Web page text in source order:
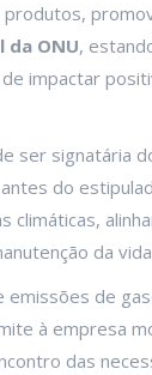
da ONU,
impactar
ser signatária
do
climáticas,
da
emissões de
à empresa
das